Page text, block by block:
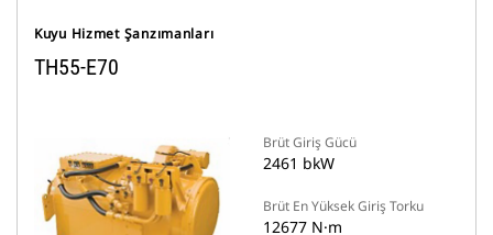
Kuyu Hizmet Şanzımanları
TH55-E70
Brüt Giriş Gücü
2461 bkW
Brüt En Yüksek Giriş Torku
12677 N·m